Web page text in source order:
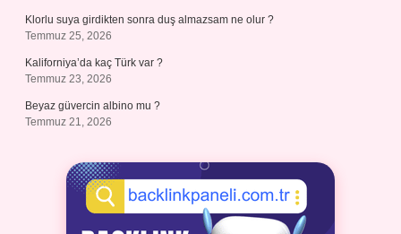
Klorlu suya girdikten sonra duş almazsam ne olur ?
Temmuz 25, 2026
Kaliforniya’da kaç Türk var ?
Temmuz 23, 2026
Beyaz güvercin albino mu ?
Temmuz 21, 2026